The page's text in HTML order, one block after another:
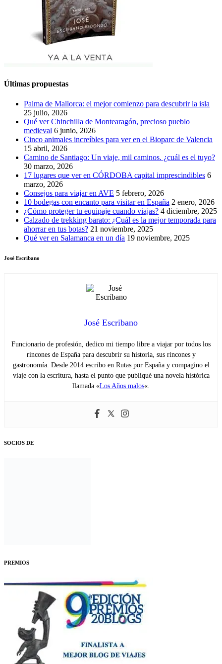
Últimas propuestas
Palma de Mallorca: el mejor comienzo para descubrir la isla
25 julio, 2026
Qué ver Chinchilla de Montearagón, precioso pueblo
medieval 6 junio, 2026
Cinco animales increíbles para ver en el Bioparc de Valencia
15 abril, 2026
Camino de Santiago: Un viaje, mil caminos. ¿cuál es el tuyo?
30 marzo, 2026
17 lugares que ver en CÓRDOBA capital imprescindibles 6
marzo, 2026
Consejos para viajar en AVE 5 febrero, 2026
10 bodegas con encanto para visitar en España 2 enero, 2026
¿Cómo proteger tu equipaje cuando viajas? 4 diciembre, 2025
Calzado de trekking barato: ¿Cuál es la mejor temporada para
ahorrar en tus botas? 21 noviembre, 2025
Qué ver en Salamanca en un día 19 noviembre, 2025
José Escribano
José Escribano
Funcionario de profesión, dedico mi tiempo libre a viajar por todos los
rincones de España para descubrir su historia, sus rincones y
gastronomía. Desde 2014 escribo en Rutas por España y compagino el
viaje con la escritura, hasta el punto que publiqué una novela histórica
llamada «Los Años malos«.
SOCIOS DE
PREMIOS